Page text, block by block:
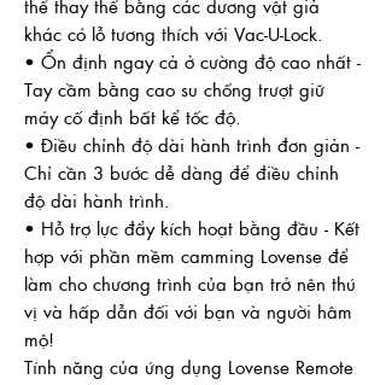
khác có lỗ tương thích với Vac-U-Lock.
• Ổn định ngay cả ở cường độ cao nhất -
Tay cầm bằng cao su chống trượt giữ
máy cố định bất kể tốc độ.
• Điều chỉnh độ dài hành trình đơn giản -
Chỉ cần 3 bước dễ dàng để điều chỉnh
độ dài hành trình.
• Hỗ trợ lực đẩy kích hoạt bằng đầu - Kết
hợp với phần mềm camming Lovense để
làm cho chương trình của bạn trở nên thú
vị và hấp dẫn đối với bạn và người hâm
mộ!
Tính năng của ứng dụng Lovense Remote